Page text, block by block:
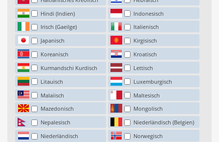
Hindi (Indien)
Indonesisch
Irisch (Gaeilge)
Italienisch
Japanisch
Kirgisisch
Koreanisch
Kroatisch
Kurmandschi Kurdisch
Lettisch
Litauisch
Luxemburgisch
Malaiisch
Maltesisch
Mazedonisch
Mongolisch
Nepalesisch
Niederländisch (Belgien)
Niederländisch
Norwegisch